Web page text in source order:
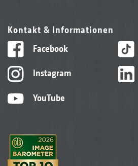
Kontakt & Informationen
Facebook
Instagram
YouTube